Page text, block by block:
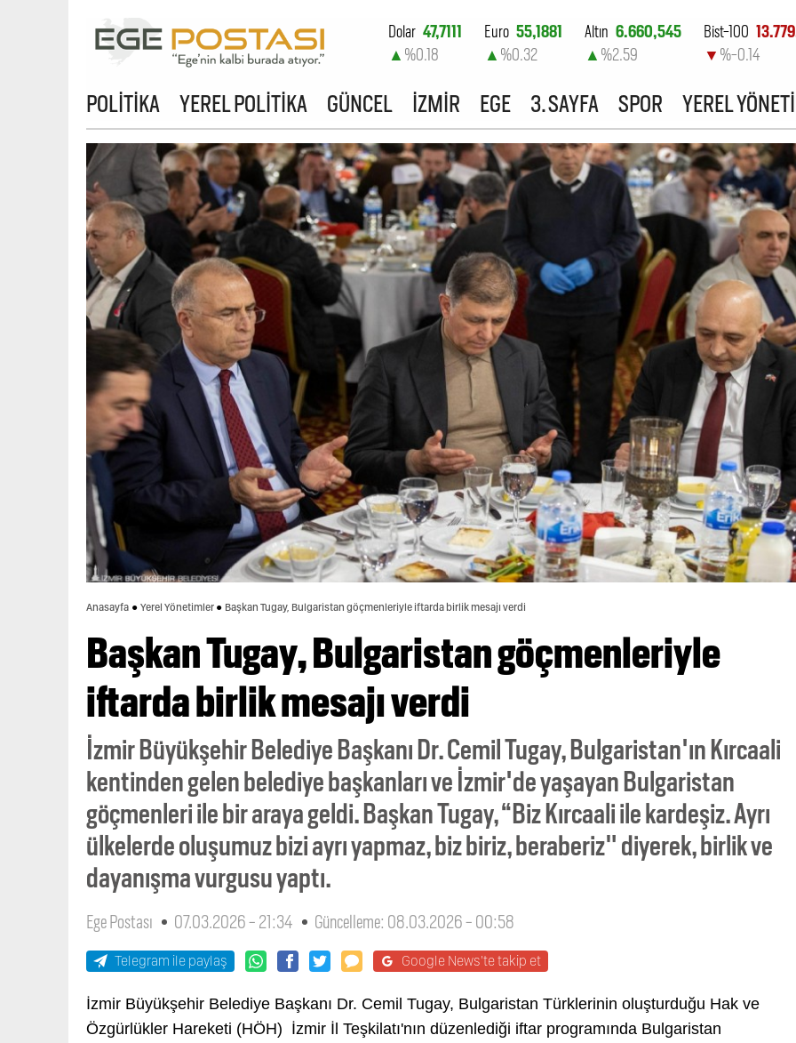
Dolar 47,7111
▲ %0.18
Euro 55,1881
▲ %0.32
Altın 6.660,545
▲ %2.59
Bist-100
▼ %-0.14
POLİTİKA YEREL POLİTİKA GÜNCEL İZMİR EGE 3. SAYFA SPOR YEREL
Anasayfa Yerel Yönetimler Başkan Tugay, Bulgaristan göçmenleriyle iftarda birlik mesajı verdi
Başkan Tugay, Bulgaristan göçmenleriyle
iftarda birlik mesajı verdi
İzmir Büyükşehir Belediye Başkanı Dr. Cemil Tugay, Bulgaristan'ın Kırcaali
kentinden gelen belediye başkanları ve İzmir'de yaşayan Bulgaristan
göçmenleri ile bir araya geldi. Başkan Tugay, “Biz Kırcaali ile kardeşiz. Ayrı
ülkelerde oluşumuz bizi ayrı yapmaz, biz biriz, beraberiz" diyerek, birlik ve
dayanışma vurgusu yaptı.
Ege Postası 07.03.2026 - 21:34 Güncelleme: 08.03.2026 - 00:58
Telegram ile paylaş Google News'te takip et
İzmir Büyükşehir Belediye Başkanı Dr. Cemil Tugay, Bulgaristan Türklerinin oluşturduğu Hak ve
Özgürlükler Hareketi (HÖH) İzmir İl Teşkilatı'nın düzenlediği iftar programında Bulgaristan